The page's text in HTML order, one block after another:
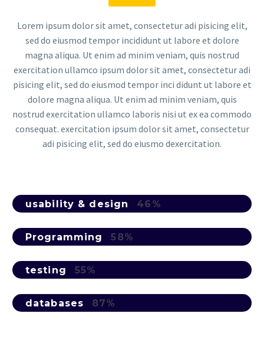
Lorem ipsum dolor sit amet, consectetur adi pisicing elit,
sed do eiusmod tempor incididunt ut labore et dolore
magna aliqua. Ut enim ad minim veniam, quis nostrud
exercitation ullamco ipsum dolor sit amet, consectetur adi
pisicing elit, sed do eiusmod tempor inci didunt ut labore et
dolore magna aliqua. Ut enim ad minim veniam, quis
nostrud exercitation ullamco laboris nisi ut ex ea commodo
consequat. exercitation ipsum dolor sit amet, consectetur
adi pisicing elit, sed do eiusmo dexercitation.
usability & design 46%
Programming 58%
testing 55%
databases 87%